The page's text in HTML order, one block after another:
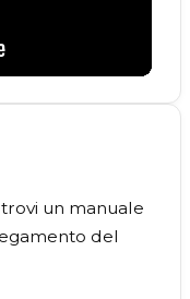
un manuale
del